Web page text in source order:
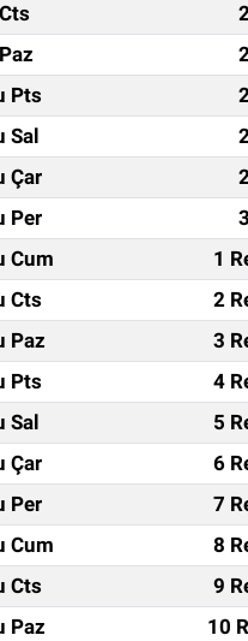
Pts
Sal
Çar
Per
Cum
1
Cts
2
Paz
3
Pts
4
Sal
5
Çar
6
Per
7
Cum
8
Cts
9
Paz
10